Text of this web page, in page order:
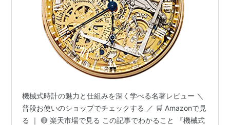
機械式時計の魅力と仕組みを深く学べる名著レビュー ＼
普段お使いのショップでチェックする ／ 🛒 Amazonで見
る ｜ 🔴 楽天市場で見る この記事でわかること 『機械式